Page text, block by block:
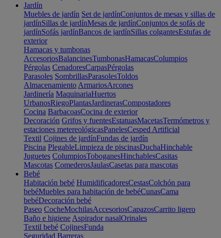
Jardín
Muebles de jardín Set de jardínConjuntos de mesas y sillas de
jardínSillas de jardínMesas de jardínConjuntos de sofás de
jardínSofás jardínBancos de jardínSillas colgantesEstufas de
exterior
Hamacas y tumbonas
AccesoriosBalancinesTumbonasHamacasColumpios
Pérgolas CenadoresCarpasPérgolas
Parasoles SombrillasParasolesToldos
Almacenamiento ArmariosArcones
Jardinería MaquinariaHuertos
UrbanosRiegoPlantasJardinerasCompostadores
Cocina BarbacoasCocina de exterior
Decoración Grifos y fuentesEstatuasMacetasTermómetros y
estaciones metereológicasPanelesCesped Artificial
Textil Cojines de jardínFundas de jardín
Piscina PlegableLimpieza de piscinasDuchaHinchable
Juguetes ColumpiosToboganesHinchablesCasitas
Mascotas ComederosJaulasCasetas para mascotas
Bebé
Habitación bebé HumidificadoresCestasColchón para
bebéMuebles para habitación de bebéCunasCama
bebéDecoración bebé
Paseo CocheMochilasAccesoriosCapazosCarrito ligero
Baño e higiene Aspirador nasalOrinales
Textil bebé CojinesFunda
Seguridad Barreras